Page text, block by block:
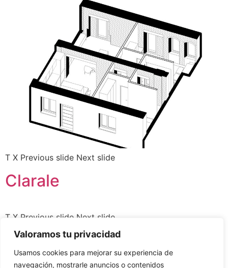
Valoramos tu privacidad
Usamos cookies para mejorar su experiencia de
navegación, mostrarle anuncios o contenidos
T X Previous slide Next slide
Clarale
T X Previous slide Next slide
Hileras